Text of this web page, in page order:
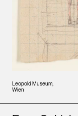
Leopold Museum,
Wien